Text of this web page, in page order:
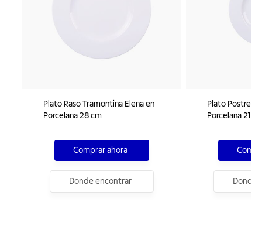
Plato Raso Tramontina Elena en
Porcelana 28 cm
Comprar ahora
Donde encontrar
Plato Postre
Porcelana 21
Donde